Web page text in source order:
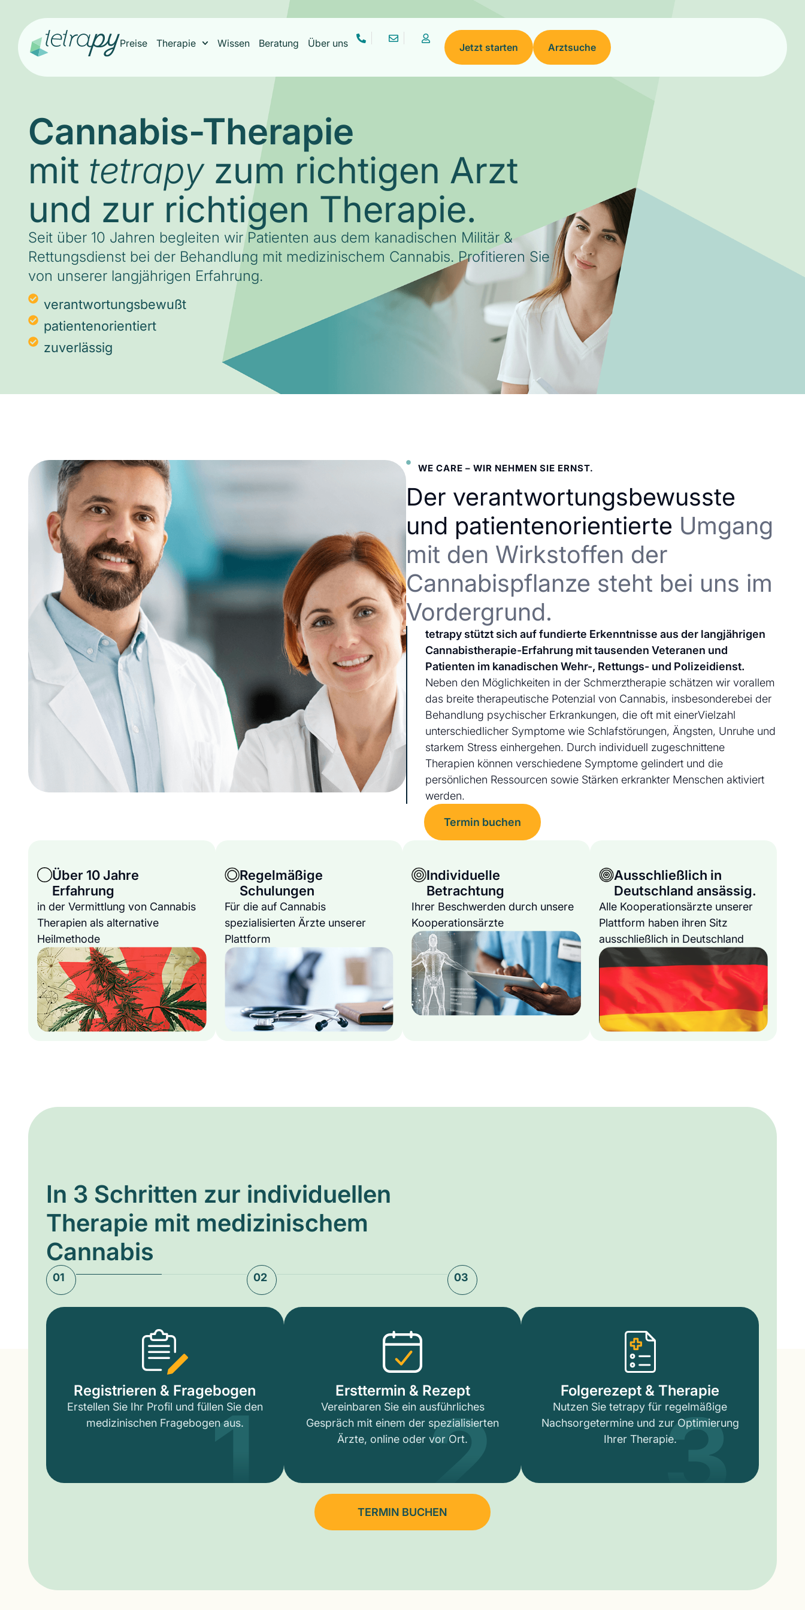
Preise Therapie Wissen Beratung Über uns Jetzt starten Arztsuche
Cannabis-Therapie
mit tetrapyzum richtigen Arzt
und zur richtigen Therapie.
Seit über 10 Jahren begleiten wir Patienten aus dem kanadischen Militär &
Rettungsdienst bei der Behandlung mit medizinischem Cannabis. Profitieren Sie
von unserer langjährigen Erfahrung.
verantwortungsbewußt
patientenorientiert
zuverlässig
WE CARE – WIR NEHMEN SIE ERNST.
Der verantwortungsbewusste
und patientenorientierte Umgang
mit den Wirkstoffen der
Cannabispflanze steht bei uns im
Vordergrund.
tetrapy stützt sich auf fundierte Erkenntnisse aus der langjährigen
Cannabistherapie-Erfahrung mit tausenden Veteranen und
Patienten im kanadischen Wehr-, Rettungs- und Polizeidienst.
Neben den Möglichkeiten in der Schmerztherapie schätzen wir vorallem
das breite therapeutische Potenzial von Cannabis, insbesonderebei der
Behandlung psychischer Erkrankungen, die oft mit einerVielzahl
unterschiedlicher Symptome wie Schlafstörungen, Ängsten, Unruhe und
starkem Stress einhergehen. Durch individuell zugeschnittene
Therapien können verschiedene Symptome gelindert und die
persönlichen Ressourcen sowie Stärken erkrankter Menschen aktiviert
werden.
Termin buchen
Über 10 Jahre
Erfahrung
in der Vermittlung von Cannabis
Therapien als alternative
Heilmethode
Regelmäßige
Schulungen
Für die auf Cannabis
spezialisierten Ärzte unserer
Plattform
Individuelle
Betrachtung
Ihrer Beschwerden durch unsere
Kooperationsärzte
Ausschließlich in
Deutschland ansässig.
Alle Kooperationsärzte unserer
Plattform haben ihren Sitz
ausschließlich in Deutschland
In 3 Schritten zur individuellen
Therapie mit medizinischem
Cannabis
01 02 03
Registrieren & Fragebogen
Erstellen Sie Ihr Profil und füllen Sie den
medizinischen Fragebogen aus.
1 Ersttermin & Rezept
Vereinbaren Sie ein ausführliches
Gespräch mit einem der spezialisierten
Ärzte, online oder vor Ort.
2 Folgerezept & Therapie
Nutzen Sie tetrapy für regelmäßige
Nachsorgetermine und zur Optimierung
Ihrer Therapie.3
TERMIN BUCHEN